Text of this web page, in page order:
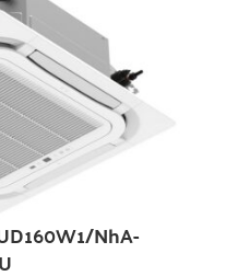
NhA-